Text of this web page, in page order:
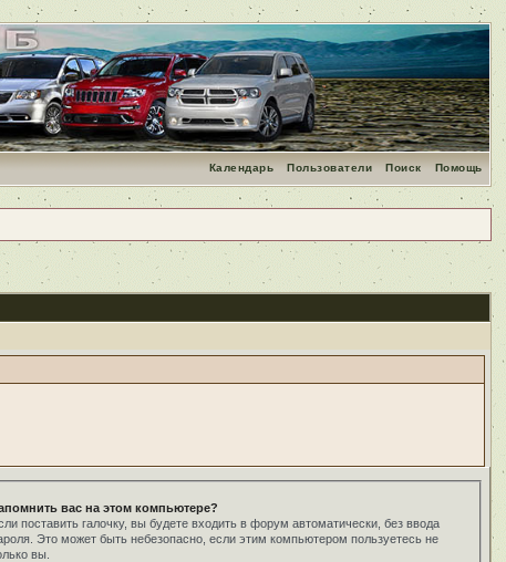
Помощь
Поиск
Пользователи
Календарь
вас на этом компьютере?
поставить галочку, вы будете входить в форум автоматически, без ввода
Это может быть небезопасно, если этим компьютером пользуетесь не
вы.